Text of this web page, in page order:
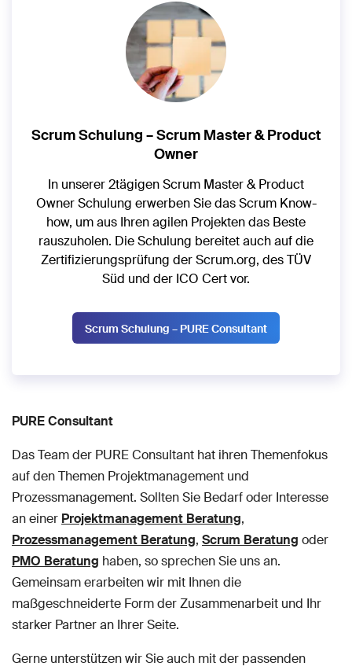
Scrum Schulung – Scrum Master & Product
Owner
In unserer 2tägigen Scrum Master & Product
Owner Schulung erwerben Sie das Scrum Know-
how, um aus Ihren agilen Projekten das Beste
rauszuholen. Die Schulung bereitet auch auf die
Zertifizierungsprüfung der Scrum.org, des TÜV
Süd und der ICO Cert vor.
Scrum Schulung – PURE Consultant
PURE Consultant
Das Team der PURE Consultant hat ihren Themenfokus
auf den Themen Projektmanagement und
Prozessmanagement. Sollten Sie Bedarf oder Interesse
an einer Projektmanagement Beratung,
Prozessmanagement Beratung, Scrum Beratung oder
PMO Beratung haben, so sprechen Sie uns an.
Gemeinsam erarbeiten wir mit Ihnen die
maßgeschneiderte Form der Zusammenarbeit und Ihr
starker Partner an Ihrer Seite.
Gerne unterstützen wir Sie auch mit der passenden